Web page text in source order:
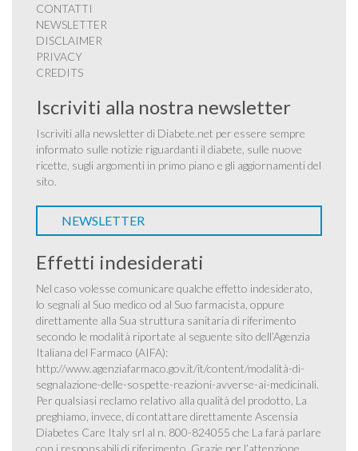
CONTATTI
NEWSLETTER
DISCLAIMER
PRIVACY
CREDITS
Iscriviti alla nostra newsletter
Iscriviti alla newsletter di Diabete.net per essere sempre
informato sulle notizie riguardanti il diabete, sulle nuove
ricette, sugli argomenti in primo piano e gli aggiornamenti del
sito.
NEWSLETTER
Effetti indesiderati
Nel caso volesse comunicare qualche effetto indesiderato,
lo segnali al Suo medico od al Suo farmacista, oppure
direttamente alla Sua struttura sanitaria di riferimento
secondo le modalità riportate al seguente sito dell’Agenzia
Italiana del Farmaco (AIFA):
http://www.agenziafarmaco.gov.it/it/content/modalità-di-
segnalazione-delle-sospette-reazioni-avverse-ai-medicinali.
Per qualsiasi reclamo relativo alla qualità del prodotto, La
preghiamo, invece, di contattare direttamente Ascensia
Diabetes Care Italy srl al n. 800-824055 che La farà parlare
con i responsabili di riferimento. Grazie per l’attenzione.